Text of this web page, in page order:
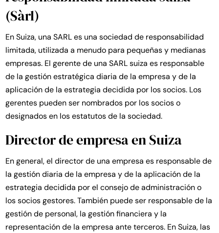
(Sàrl)
En Suiza, una SARL es una sociedad de responsabilidad
limitada, utilizada a menudo para pequeñas y medianas
empresas. El gerente de una SARL suiza es responsable
de la gestión estratégica diaria de la empresa y de la
aplicación de la estrategia decidida por los socios. Los
gerentes pueden ser nombrados por los socios o
designados en los estatutos de la sociedad.
Director de empresa en Suiza
En general, el director de una empresa es responsable de
la gestión diaria de la empresa y de la aplicación de la
estrategia decidida por el consejo de administración o
los socios gestores. También puede ser responsable de la
gestión de personal, la gestión financiera y la
representación de la empresa ante terceros. En Suiza, las